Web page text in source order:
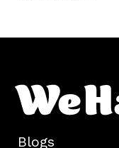
Blogs